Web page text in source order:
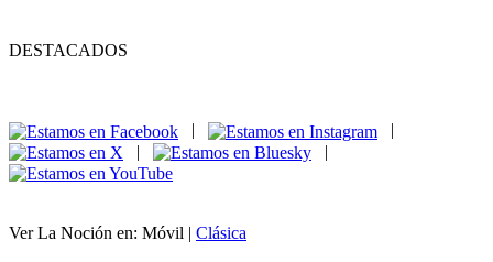
DESTACADOS
|
|
Ver La Noción en: Móvil | Clásica